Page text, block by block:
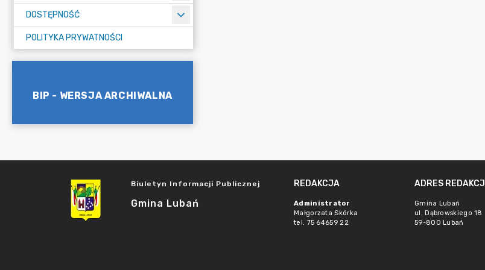
DOSTĘPNOŚĆ
POLITYKA PRYWATNOŚCI
BIP - WERSJA ARCHIWALNA
Biuletyn Informacji Publicznej
Gmina Lubań
REDAKCJA
Administrator
Małgorzata Skórka
tel. 75 64659 22
ADRES REDAKCJI
Gmina Lubań
ul. Dąbrowskiego 18
59-800 Lubań